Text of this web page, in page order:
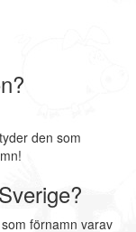
den som
förnamn varav